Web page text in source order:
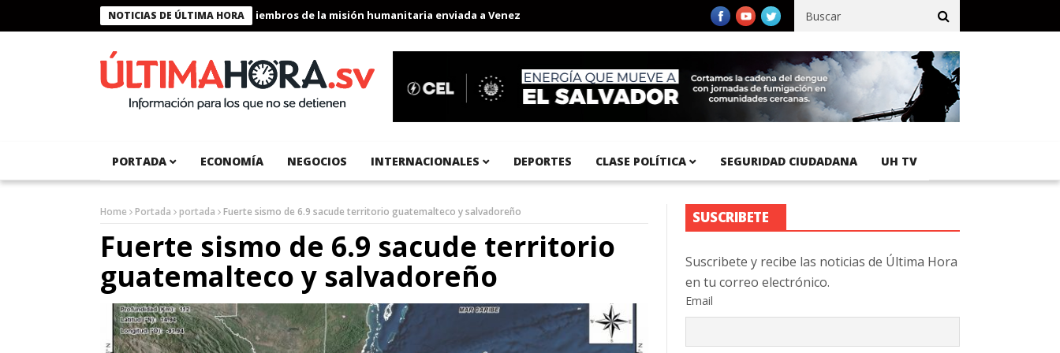
NOTICIAS DE ÚLTIMA HORA
Presidente Bukele condecora a miembros de la misión humanitaria enviada a Venezuela Aeropuerto Internacional del Pacífico registra 92 % de avance en obras de terracería
PORTADA ECONOMÍA NEGOCIOS INTERNACIONALES DEPORTES CLASE POLÍTICA SEGURIDAD CIUDADANA UH TV
Home Portada portada Fuerte sismo de 6.9 sacude territorio guatemalteco y salvadoreño
Fuerte sismo de 6.9 sacude territorio
guatemalteco y salvadoreño
SUSCRIBETE
Suscribete y recibe las noticias de Última Hora
en tu correo electrónico.
Email